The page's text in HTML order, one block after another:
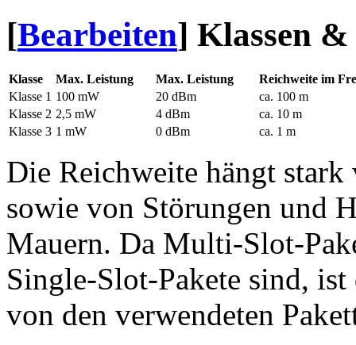
[Bearbeiten] Klassen
Klasse Max. Leistung Max. Leistung
Reichweite im
Klasse 1 100 mW 20 dBm
ca. 100 m
Klasse 2 2,5 mW 4 dBm
ca. 10 m
Klasse 3 1 mW 0 dBm ca. 1 m
Die Reichweite hängt
sowie von Störungen und
Mauern. Da Multi-Slot-
Single-Slot-Pakete sind,
von den verwendeten